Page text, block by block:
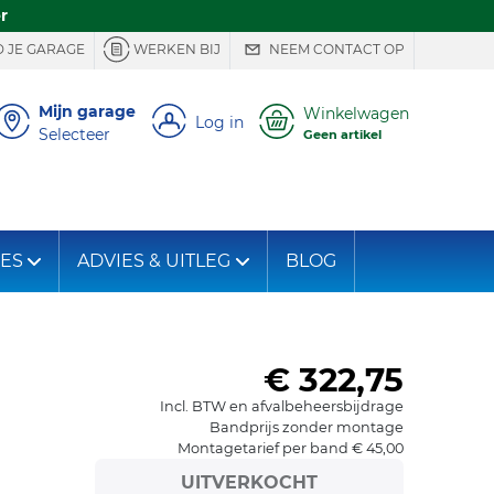
JE GARAGE WERKEN BIJ NEEM CONTACT OP
Mijn garage
Selecteer
Log in Winkelwagen
Geen artikel
ADVIES & UITLEG BLOG
€ 322,75
Incl. BTW en afvalbeheersbijdrage
Bandprijs zonder montage
Montagetarief per band € 45,00
UITVERKOCHT